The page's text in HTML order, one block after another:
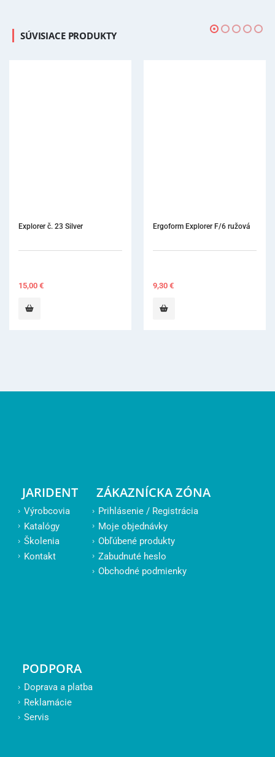
SÚVISIACE PRODUKTY
Explorer č. 23 Silver
15,00 €
Ergoform Explorer F/6 ružová
9,30 €
JARIDENT
Výrobcovia
Katalógy
Školenia
Kontakt
ZÁKAZNÍCKA ZÓNA
Prihlásenie / Registrácia
Moje objednávky
Obľúbené produkty
Zabudnuté heslo
Obchodné podmienky
PODPORA
Doprava a platba
Reklamácie
Servis